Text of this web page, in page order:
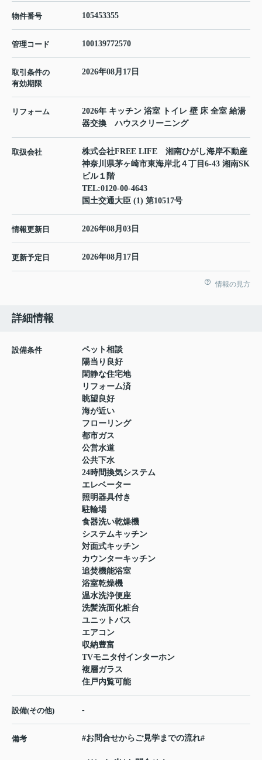
物件番号 105453355
管理コード 100139772570
取引条件の
有効期限
2026年08月17日
リフォーム
2026年 キッチン 浴室 トイレ 壁 床 全室 給湯
器交換 ハウスクリーニング
取扱会社
株式会社FREE LIFE 湘南ひがし海岸不動産
神奈川県茅ヶ崎市東海岸北４丁目6-43 湘南SK
ビル１階
TEL:0120-00-4643
国土交通大臣 (1) 第10517号
情報更新日 2026年08月03日
更新予定日 2026年08月17日
情報の見方
詳細情報
設備条件
ペット相談
陽当り良好
閑静な住宅地
リフォーム済
眺望良好
海が近い
フローリング
都市ガス
公営水道
公共下水
24時間換気システム
エレベーター
照明器具付き
駐輪場
食器洗い乾燥機
システムキッチン
対面式キッチン
カウンターキッチン
追焚機能浴室
浴室乾燥機
温水洗浄便座
洗髪洗面化粧台
ユニットバス
エアコン
収納豊富
TVモニタ付インターホン
複層ガラス
住戸内覧可能
設備(その他) -
備考 #お問合せからご見学までの流れ#